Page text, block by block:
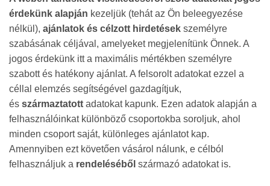
érdekünk alapján kezeljük (tehát az Ön beleegyezése
nélkül), ajánlatok és célzott hirdetések személyre
szabásának céljával, amelyeket megjelenítünk Önnek. A
jogos érdekünk itt a maximális mértékben személyre
szabott és hatékony ajánlat. A felsorolt adatokat ezzel a
céllal elemzés segítségével gazdagítjuk,
és származtatott adatokat kapunk. Ezen adatok alapján a
felhasználóinkat különböző csoportokba soroljuk, ahol
minden csoport saját, különleges ajánlatot kap.
Amennyiben ezt követően vásárol nálunk, e célból
felhasználjuk a rendeléséből származó adatokat is.